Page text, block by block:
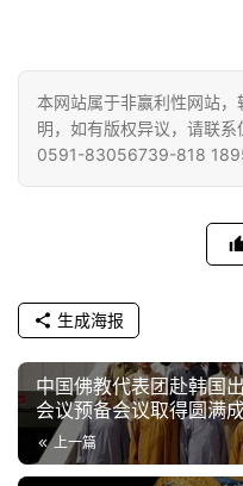
本网站属于非赢利性网站
明，如有版权异议，请联系
0591-83056739-818
生成海报
中国佛教代表团赴韩国
会议预备会议取得圆满
上一篇